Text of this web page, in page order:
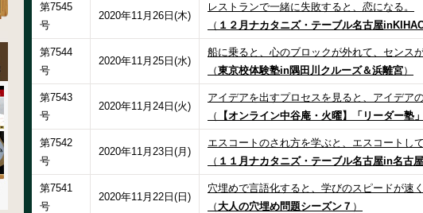
第7545
号
2020年11月26日(木)
レストランで一緒に失敗すると、恋になる。
（ １２月ナカタニズ・テーブル名古屋
第7544
号
2020年11月25日(水)
船に乗ると、心のブロックが外れて、センス
（東京校体験塾in隅田川クルーズ＆浜離宮）
第7543
号
2020年11月24日(火)
アイデアを出すプロセスを見ると、アイデア
（
【オンライン中谷庵・火曜】「リーダー塾」
第7542
号
2020年11月23日(月)
エスコートのされ方を学ぶと、エスコートし
（ １１月ナカタニズ・テーブル名古屋in名古
第7541
号
2020年11月22日(日)
穴埋めで言語化すると、学びのスピードが速く
（大人の穴埋め問題シーズン７ ）